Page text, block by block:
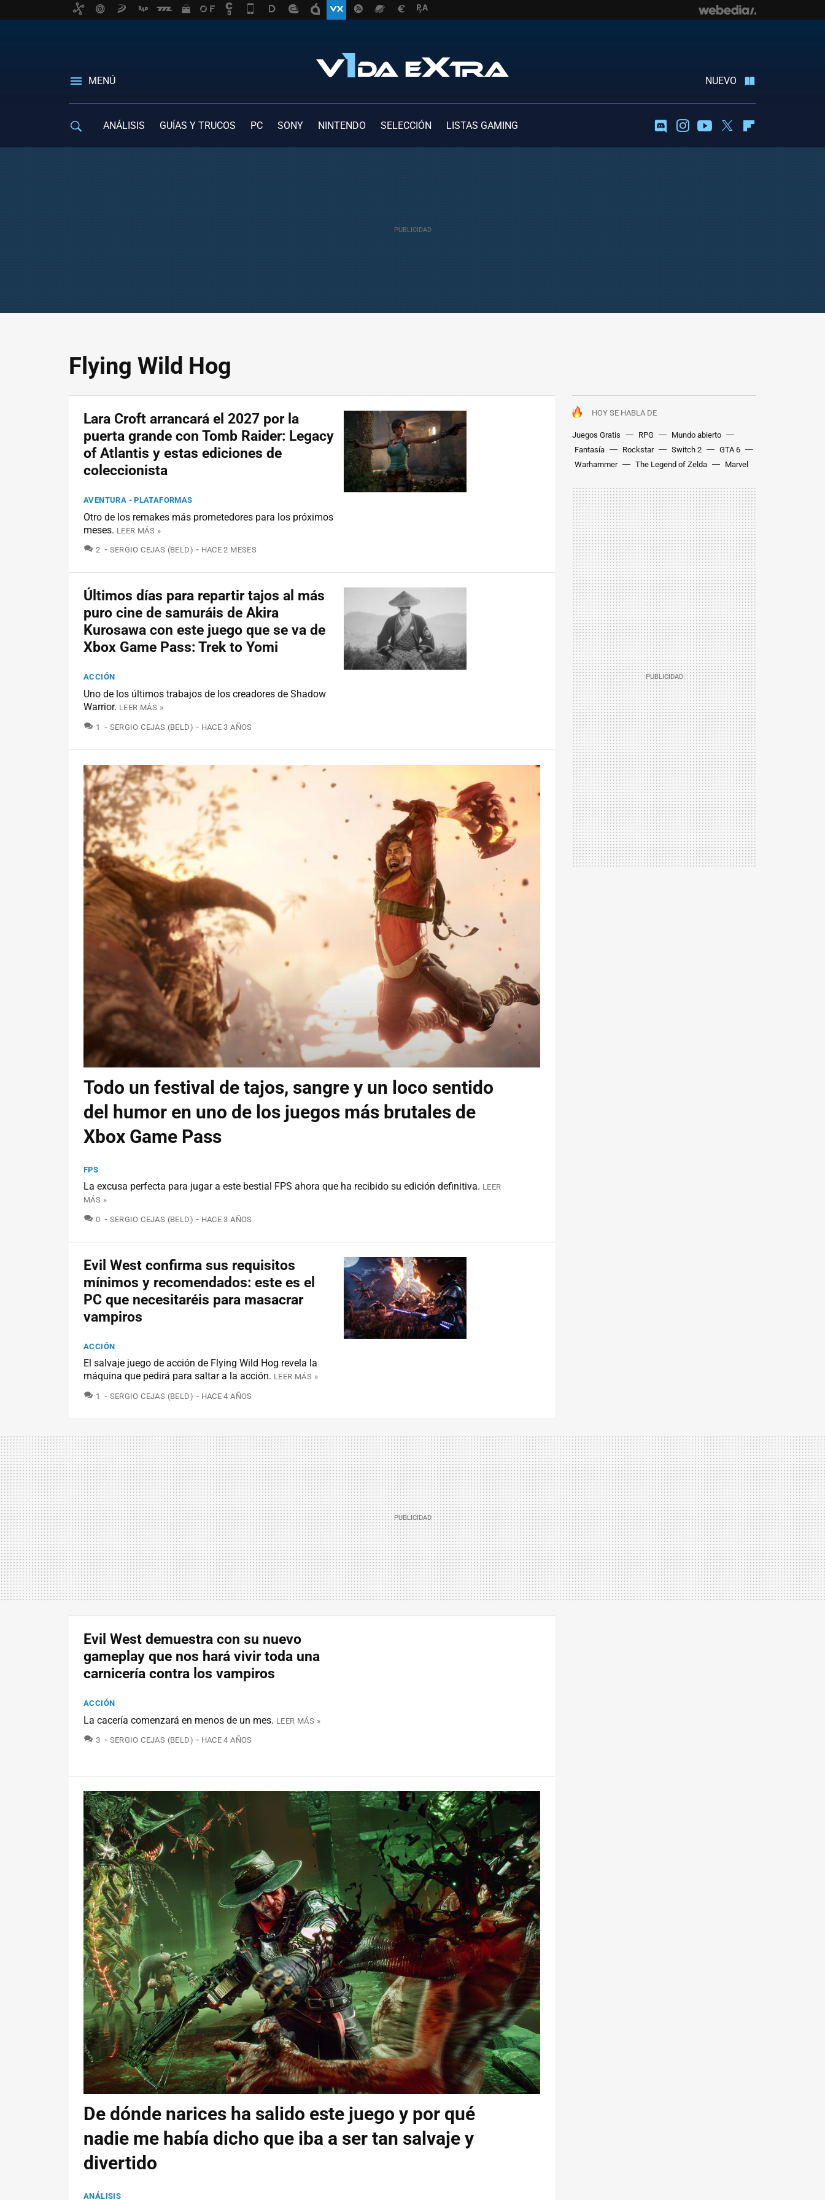
MENÚ NUEVO
ANÁLISIS GUÍAS Y TRUCOS PC SONY NINTENDO SELECCIÓN LISTAS GAMING DiscordInstagramYoutubeTwitter
Flying Wild Hog
HOY SE HABLA DE
Juegos Gratis RPG
Mundo abierto
Fantasía
Rockstar Switch 2
GTA 6
Warhammer
The Legend of Zelda Marvel
Lara Croft arrancará el 2027 por la
puerta grande con Tomb Raider: Legacy
of Atlantis y estas ediciones de
coleccionista
AVENTURA - PLATAFORMAS
Otro de los remakes más prometedores para los próximos
meses. LEER MÁS »
2 COMENTARIOS
SERGIO CEJAS (BELD) HACE 2 MESES
Últimos días para repartir tajos al más
puro cine de samuráis de Akira
Kurosawa con este juego que se va de
Xbox Game Pass: Trek to Yomi
ACCIÓN
Uno de los últimos trabajos de los creadores de Shadow
Warrior. LEER MÁS »
1 COMENTARIOS
SERGIO CEJAS (BELD) HACE 3 AÑOS
Todo un festival de tajos, sangre y un loco sentido
del humor en uno de los juegos más brutales de
Xbox Game Pass
FPS
La excusa perfecta para jugar a este bestial FPS ahora que ha recibido su edición definitiva. LEER
MÁS »
0 COMENTARIOS
SERGIO CEJAS (BELD) HACE 3 AÑOS
Evil West confirma sus requisitos
mínimos y recomendados: este es el
PC que necesitaréis para masacrar
vampiros
ACCIÓN
El salvaje juego de acción de Flying Wild Hog revela la
máquina que pedirá para saltar a la acción. LEER MÁS »
1 COMENTARIOS
SERGIO CEJAS (BELD) HACE 4 AÑOS
Evil West demuestra con su nuevo
gameplay que nos hará vivir toda una
carnicería contra los vampiros
ACCIÓN
La cacería comenzará en menos de un mes. LEER MÁS »
3 COMENTARIOS
SERGIO CEJAS (BELD) HACE 4 AÑOS
De dónde narices ha salido este juego y por qué
nadie me había dicho que iba a ser tan salvaje y
divertido
ANÁLISIS